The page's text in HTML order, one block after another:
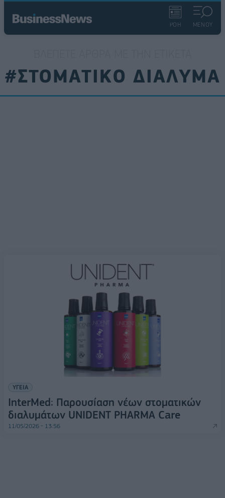
ΡΟΗ ΜΕΝΟΥ
#ΣΤΟΜΑΤΙΚΟ ΔΙΑΛΥΜΑ
ΥΓΕΙΑ
InterMed: Παρουσίαση νέων στοματικών
διαλυμάτων UNIDENT PHARMA Care
11/05/2026 - 13:56